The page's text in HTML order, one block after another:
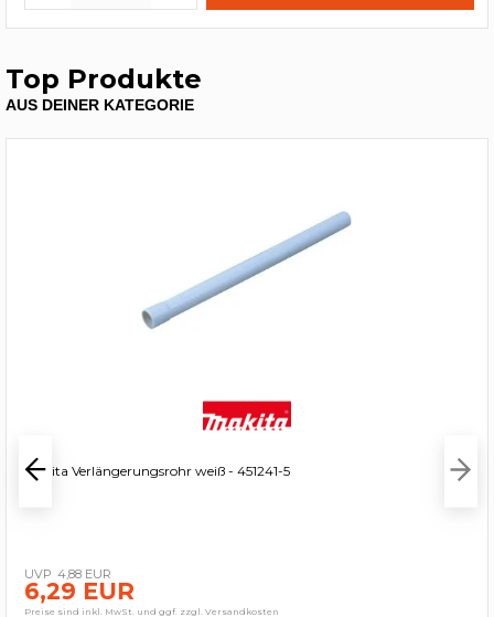
Top Produkte
AUS DEINER KATEGORIE
Makita Verlängerungsrohr weiß - 451241-5
4,88 EUR
6,29 EUR
Preise sind inkl. MwSt. und ggf. zzgl. Versandkosten